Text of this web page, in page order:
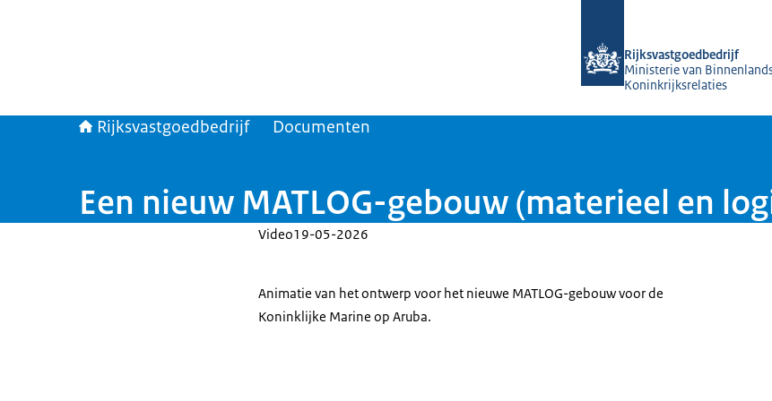
Rijksvastgoedbedrijf
Ministerie van
Koninkrijksrelaties
Rijksvastgoedbedrijf Documenten
Een nieuw MATLOG-gebouw (materieel en
Video19-05-2026
Animatie van het ontwerp voor het nieuwe MATLOG-gebouw voor de
Koninklijke Marine op Aruba.